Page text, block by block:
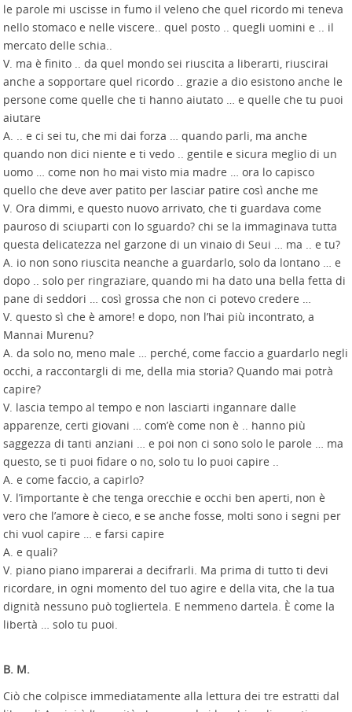
le parole mi uscisse in fumo il veleno che quel ricordo mi teneva
nello stomaco e nelle viscere.. quel posto .. quegli uomini e .. il
mercato delle schia..
V. ma è finito .. da quel mondo sei riuscita a liberarti, riuscirai
anche a sopportare quel ricordo .. grazie a dio esistono anche le
persone come quelle che ti hanno aiutato … e quelle che tu puoi
aiutare
A. .. e ci sei tu, che mi dai forza … quando parli, ma anche
quando non dici niente e ti vedo .. gentile e sicura meglio di un
uomo … come non ho mai visto mia madre … ora lo capisco
quello che deve aver patito per lasciar patire così anche me
V. Ora dimmi, e questo nuovo arrivato, che ti guardava come
pauroso di sciuparti con lo sguardo? chi se la immaginava tutta
questa delicatezza nel garzone di un vinaio di Seui … ma .. e tu?
A. io non sono riuscita neanche a guardarlo, solo da lontano … e
dopo .. solo per ringraziare, quando mi ha dato una bella fetta di
pane di seddori … così grossa che non ci potevo credere …
V. questo sì che è amore! e dopo, non l’hai più incontrato, a
Mannai Murenu?
A. da solo no, meno male … perché, come faccio a guardarlo negli
occhi, a raccontargli di me, della mia storia? Quando mai potrà
capire?
V. lascia tempo al tempo e non lasciarti ingannare dalle
apparenze, certi giovani … com’è come non è .. hanno più
saggezza di tanti anziani … e poi non ci sono solo le parole … ma
questo, se ti puoi fidare o no, solo tu lo puoi capire ..
A. e come faccio, a capirlo?
V. l’importante è che tenga orecchie e occhi ben aperti, non è
vero che l’amore è cieco, e se anche fosse, molti sono i segni per
chi vuol capire … e farsi capire
A. e quali?
V. piano piano imparerai a decifrarli. Ma prima di tutto ti devi
ricordare, in ogni momento del tuo agire e della vita, che la tua
dignità nessuno può togliertela. E nemmeno dartela. È come la
libertà … solo tu puoi.
B. M.
Ciò che colpisce immediatamente alla lettura dei tre estratti dal